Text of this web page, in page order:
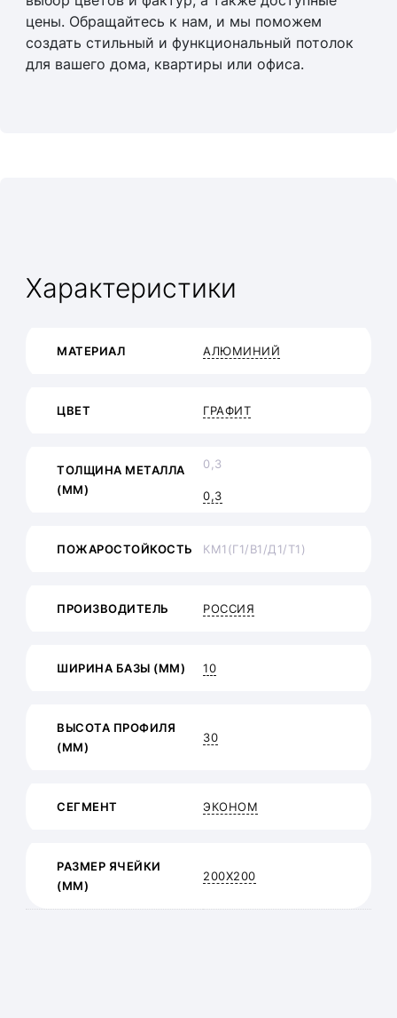
цены. Обращайтесь к нам, и мы поможем
создать стильный и функциональный потолок
для вашего дома, квартиры или офиса.
Характеристики
МАТЕРИАЛ АЛЮМИНИЙ
ЦВЕТ ГРАФИТ
ТОЛЩИНА МЕТАЛЛА
(ММ)
0,3
0,3
ПОЖАРОСТОЙКОСТЬ КМ1(Г1/В1/Д1/Т1)
ПРОИЗВОДИТЕЛЬ РОССИЯ
ШИРИНА БАЗЫ (ММ) 10
ВЫСОТА ПРОФИЛЯ
(ММ)
30
СЕГМЕНТ ЭКОНОМ
РАЗМЕР ЯЧЕЙКИ
(ММ)
200Х200